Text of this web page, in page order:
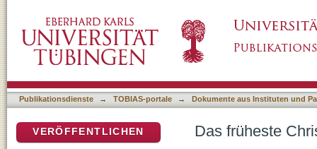
Publikationsdienste → TOBIAS-portale → Dokumente aus Instituten und
Das früheste
VERÖFFENTLICHEN